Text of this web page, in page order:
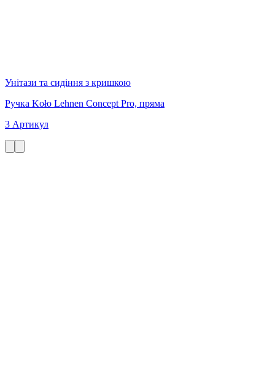
Унітази та сидіння з кришкою
Ручка Koło Lehnen Concept Pro, пряма
3 Артикул